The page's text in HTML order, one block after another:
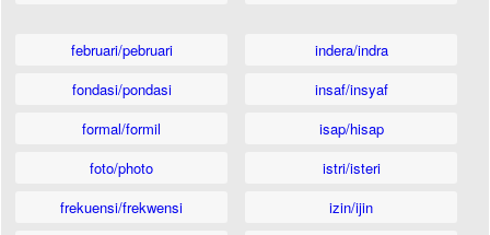
februari/pebruari
fondasi/pondasi
formal/formil
foto/photo
frekuensi/frekwensi
indera/indra
insaf/insyaf
isap/hisap
istri/isteri
izin/ijin